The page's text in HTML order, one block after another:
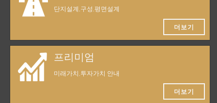
단지설계,구성,평면설계
더보기
프리미엄
미래가치,투자가치 안내
더보기